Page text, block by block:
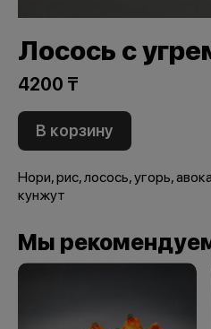
Лосось с
4200 ₸
В корзину
Нори, рис, лосось, угорь,
кунжут
Мы